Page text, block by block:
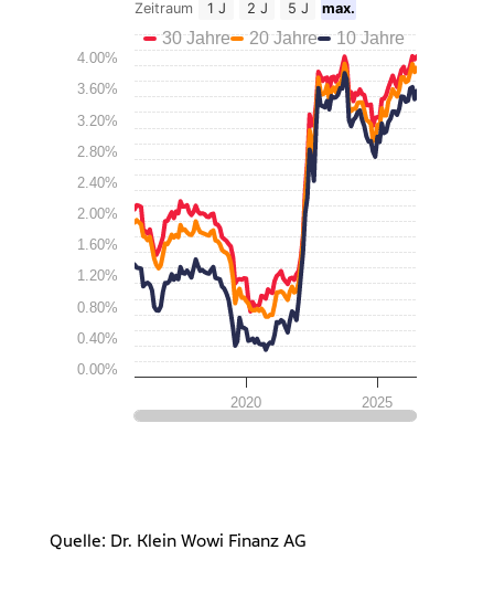
Zeitraum 1 J 2 J 5 J max.
2020 2025
0.00%
0.40%
0.80%
1.20%
1.60%
2.00%
2.40%
2.80%
3.20%
3.60%
4.00%
30 Jahre 20 Jahre 10 Jahre
Quelle: Dr. Klein Wowi Finanz AG